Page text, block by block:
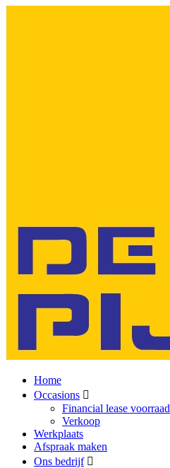
Home
Occasions
Financial lease voorraad
Verkoop
Werkplaats
Afspraak maken
Ons bedrijf